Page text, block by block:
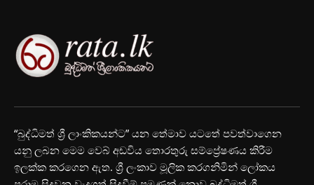
“බුද්ධිමත් ශ්‍රී ලාංකිකයන්ට” යන තේමාව යටතේ පවත්වාගෙන
යනු ලබන මෙම වෙබ් අඩවිය තොරතුරු සම්ප්‍රේෂණය කිරීම
ඉලක්ක කරගෙන ඇත. ශ්‍රී ලංකාව මූලික කරගනිමින් ලෝකය